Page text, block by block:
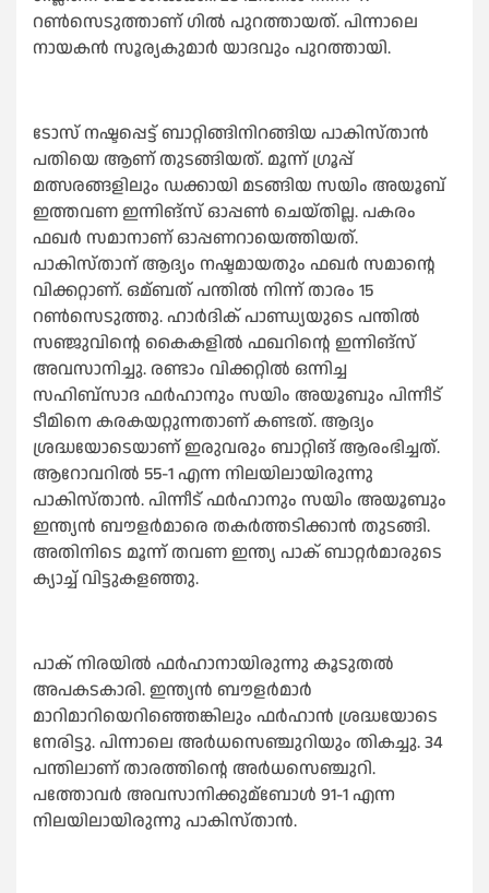
റണ്‍സെടുത്താണ് ഗില്‍ പുറത്തായത്. പിന്നാലെ
നായകൻ സൂര്യകുമാർ യാദവും പുറത്തായി.
ടോസ് നഷ്ടപ്പെട്ട് ബാറ്റിങ്ങിനിറങ്ങിയ പാകിസ്താൻ
പതിയെ ആണ് തുടങ്ങിയത്. മൂന്ന് ഗ്രൂപ്പ്
മത്സരങ്ങളിലും ഡക്കായി മടങ്ങിയ സയിം അയൂബ്
ഇത്തവണ ഇന്നിങ്സ് ഓപ്പണ്‍ ചെയ്തില്ല. പകരം
ഫഖർ സമാനാണ് ഓപ്പണറായെത്തിയത്.
പാകിസ്താന് ആദ്യം നഷ്ടമായതും ഫഖർ സമാന്റെ
വിക്കറ്റാണ്. ഒമ്ബത് പന്തില്‍ നിന്ന് താരം 15
റണ്‍സെടുത്തു. ഹാർദിക് പാണ്ഡ്യയുടെ പന്തില്‍
സഞ്ജുവിന്റെ കൈകളില്‍ ഫഖറിന്റെ ഇന്നിങ്സ്
അവസാനിച്ചു. രണ്ടാം വിക്കറ്റില്‍ ഒന്നിച്ച
സഹിബ്സാദ ഫർഹാനും സയിം അയൂബും പിന്നീട്
ടീമിനെ കരകയറ്റുന്നതാണ് കണ്ടത്. ആദ്യം
ശ്രദ്ധയോടെയാണ് ഇരുവരും ബാറ്റിങ് ആരംഭിച്ചത്.
ആറോവറില്‍ 55-1 എന്ന നിലയിലായിരുന്നു
പാകിസ്താൻ. പിന്നീട് ഫർഹാനും സയിം അയൂബും
ഇന്ത്യൻ ബൗളർമാരെ തകർത്തടിക്കാൻ തുടങ്ങി.
അതിനിടെ മൂന്ന് തവണ ഇന്ത്യ പാക് ബാറ്റർമാരുടെ
ക്യാച്ച്‌ വിട്ടുകളഞ്ഞു.
പാക് നിരയില്‍ ഫർഹാനായിരുന്നു കൂടുതല്‍
അപകടകാരി. ഇന്ത്യൻ ബൗളർമാർ
മാറിമാറിയെറിഞ്ഞെങ്കിലും ഫർഹാൻ ശ്രദ്ധയോടെ
നേരിട്ടു. പിന്നാലെ അർധസെഞ്ചുറിയും തികച്ചു. 34
പന്തിലാണ് താരത്തിന്റെ അർധസെഞ്ചുറി.
പത്തോവർ അവസാനിക്കുമ്ബോള്‍ 91-1 എന്ന
നിലയിലായിരുന്നു പാകിസ്താൻ.